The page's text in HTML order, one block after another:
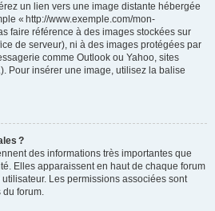
un lien vers une image distante hébergée
« http://www.exemple.com/mon-
faire référence à des images stockées sur
de serveur), ni à des images protégées par
comme Outlook ou Yahoo, sites
Pour insérer une image, utilisez la balise
?
des informations très importantes que
Elles apparaissent en haut de chaque forum
Les permissions associées sont
du forum.